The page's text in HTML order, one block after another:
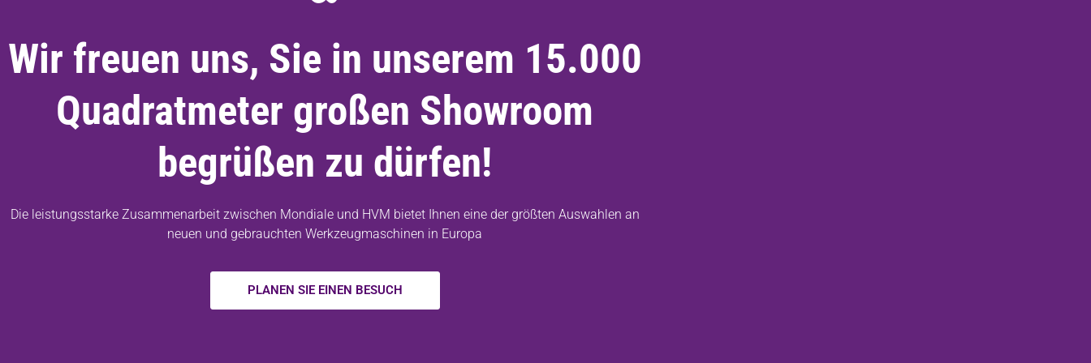
Wir freuen uns, Sie in unserem 15.000
Quadratmeter großen Showroom
begrüßen zu dürfen!
Die leistungsstarke Zusammenarbeit zwischen Mondiale und HVM bietet Ihnen eine der größten Auswahlen an
neuen und gebrauchten Werkzeugmaschinen in Europa
PLANEN SIE EINEN BESUCH